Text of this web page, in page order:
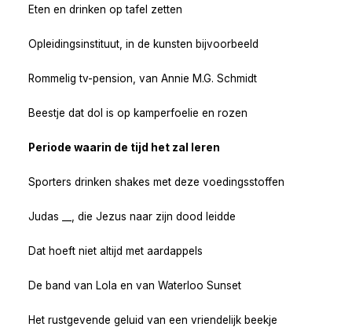
Eten en drinken op tafel zetten
Opleidingsinstituut, in de kunsten bijvoorbeeld
Rommelig tv-pension, van Annie M.G. Schmidt
Beestje dat dol is op kamperfoelie en rozen
Periode waarin de tijd het zal leren
Sporters drinken shakes met deze voedingsstoffen
Judas __, die Jezus naar zijn dood leidde
Dat hoeft niet altijd met aardappels
De band van Lola en van Waterloo Sunset
Het rustgevende geluid van een vriendelijk beekje